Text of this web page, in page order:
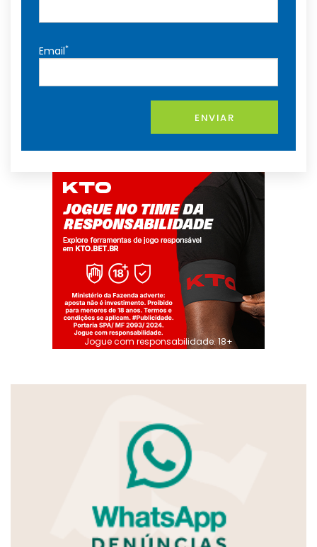
Email*
ENVIAR
Jogue com responsabilidade. 18+